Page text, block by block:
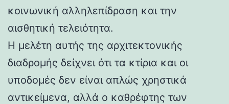
κοινωνική αλληλεπίδραση και την
αισθητική τελειότητα.
Η μελέτη αυτής της αρχιτεκτονικής
διαδρομής δείχνει ότι τα κτίρια και οι
υποδομές δεν είναι απλώς χρηστικά
αντικείμενα, αλλά ο καθρέφτης των